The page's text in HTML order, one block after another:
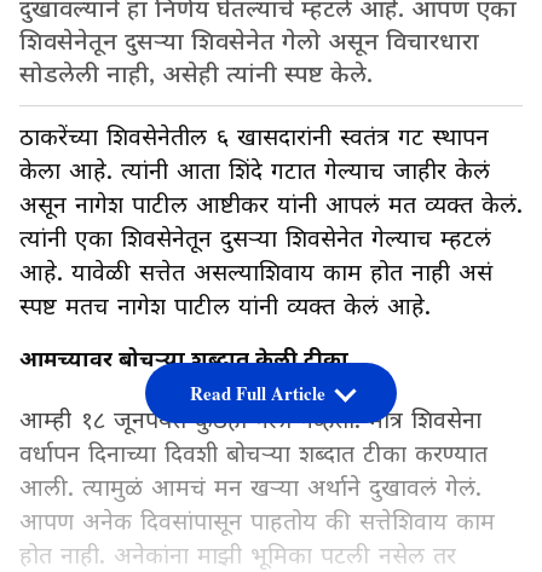
दुखावल्याने हा निर्णय घेतल्याचे म्हटले आहे. आपण एका
शिवसेनेतून दुसऱ्या शिवसेनेत गेलो असून विचारधारा
सोडलेली नाही, असेही त्यांनी स्पष्ट केले.
ठाकरेंच्या शिवसेनेतील ६ खासदारांनी स्वतंत्र गट स्थापन
केला आहे. त्यांनी आता शिंदे गटात गेल्याच जाहीर केलं
असून नागेश पाटील आष्टीकर यांनी आपलं मत व्यक्त केलं.
त्यांनी एका शिवसेनेतून दुसऱ्या शिवसेनेत गेल्याच म्हटलं
आहे. यावेळी सत्तेत असल्याशिवाय काम होत नाही असं
स्पष्ट मतच नागेश पाटील यांनी व्यक्त केलं आहे.
आमच्यावर बोचऱ्या शब्दात केली टीका
आम्ही १८ जूनपर्यंत कुठंही गेलो नव्हतो. मात्र शिवसेना
वर्धापन दिनाच्या दिवशी बोचऱ्या शब्दात टीका करण्यात
आली. त्यामुळं आमचं मन खऱ्या अर्थाने दुखावलं गेलं.
आपण अनेक दिवसांपासून पाहतोय की सत्तेशिवाय काम
होत नाही. अनेकांना माझी भूमिका पटली नसेल तर
Read Full Article